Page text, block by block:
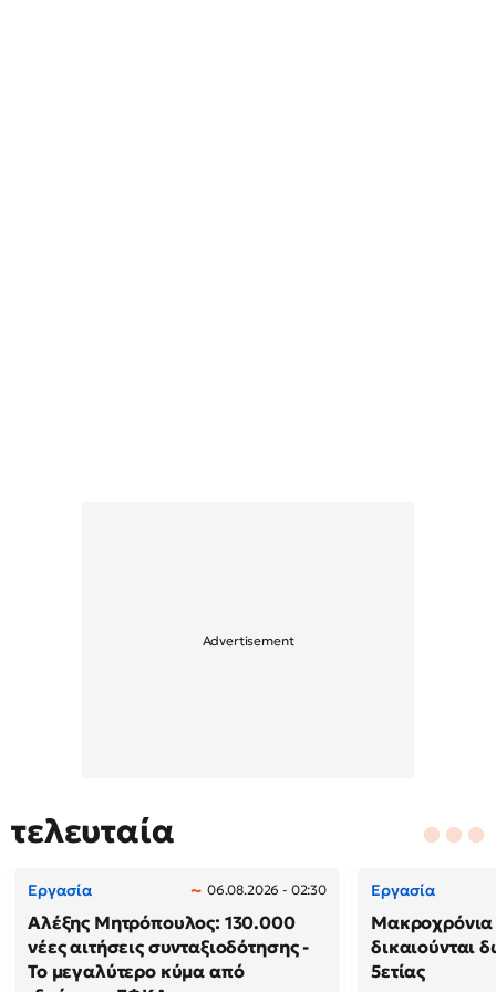
τελευταία
Εργασία 06.08.2026 - 02:30
Αλέξης Μητρόπουλος: 130.000
νέες αιτήσεις συνταξιοδότησης -
Το μεγαλύτερο κύμα από
Εργασία
Μακροχρόνια
δικαιούνται
5ετίας